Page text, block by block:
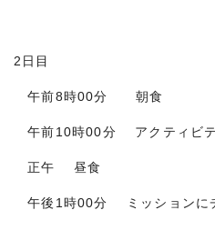
2日目
午前8時00分 朝食
午前10時00分 アクティビテ
正午 昼食
午後1時00分 ミッションに